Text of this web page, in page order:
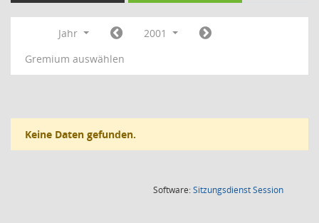
Jahr
2001
Gremium auswählen
Keine Daten gefunden.
Software:SitzungsdienstSession(Wird in